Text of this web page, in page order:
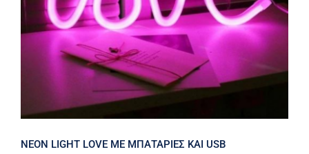
NEON LIGHT LOVE ΜΕ ΜΠΑΤΑΡΙΕΣ ΚΑΙ USB